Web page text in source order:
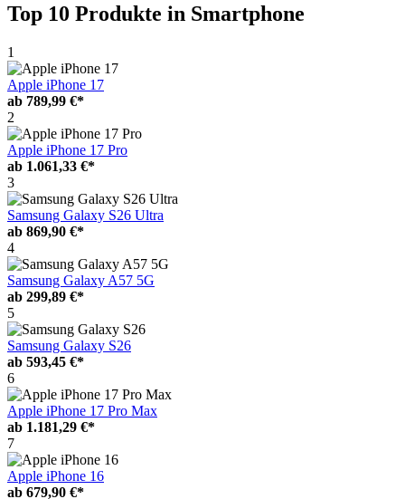
Top 10 Produkte in Smartphone
1
Apple iPhone 17
ab 789,99 €*
2
Apple iPhone 17 Pro
ab 1.061,33 €*
3
Samsung Galaxy S26 Ultra
ab 869,90 €*
4
Samsung Galaxy A57 5G
ab 299,89 €*
5
Samsung Galaxy S26
ab 593,45 €*
6
Apple iPhone 17 Pro Max
ab 1.181,29 €*
7
Apple iPhone 16
ab 679,90 €*